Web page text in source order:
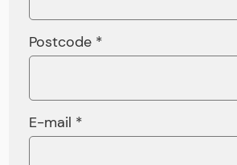
Postcode *
E-mail *